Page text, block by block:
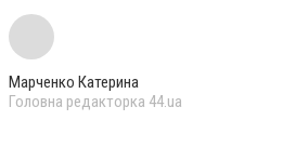
Марченко Катерина
Головна редакторка 44.ua